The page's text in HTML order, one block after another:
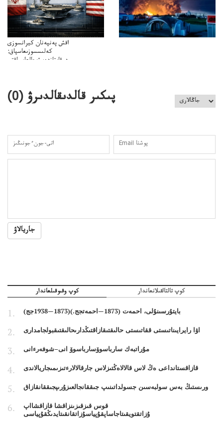
اقش پەنپەنان كيرانسوزى
كەلىسسوزىعاسپاق:
دوقايتازدەسۋىجالعاسپاقتى
پىكىر قالدىقالدىرۋ (0
)
جاريالاۋ
كوپ وقىوقىلعاندار كوپ تالتالقىلانعاندار
بايتۇرسىنۇلى، احمەت (1873—احمەتجج.)(1873—1938جج)
اۋا رايرايىناتىستى ققاتىستى حالىقتىقازاقتىڭدارىحالىقتىقبولجامدارى
مۇراتبەك سارباسوۆسارباسوۆ انى–شوفەرءانى
قازاقستانداعى ەڭ لاس قالالاەڭتىزلاس جارقالالارءتىزىمىجاريالاندى
ورىستىڭ بەس سولبەسىن جسولداتىنىپ جىققانجالعىزۇرىپجىققانقازاق
قوس قىزقىزىنزاقشا قازاقشااپ
ۇزاتقتويقىتاجاساپقۇپياسۇزاتقانقىتايدىڭقۇپياسى